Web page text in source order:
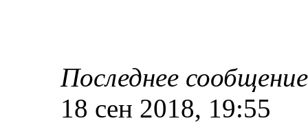
Последнее
18 сен 2018, 19:55